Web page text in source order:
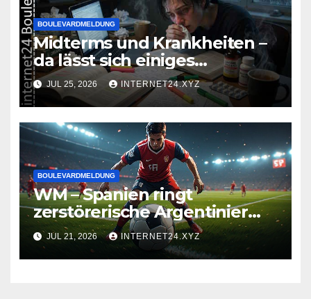
BOULEVARDMELDUNG
Midterms und Krankheiten –
da lässt sich einiges
zusammenbrauen!
JUL 25, 2026 INTERNET24.XYZ
BOULEVARDMELDUNG
WM – Spanien ringt
zerstörerische Argentinier
nieder
JUL 21, 2026 INTERNET24.XYZ